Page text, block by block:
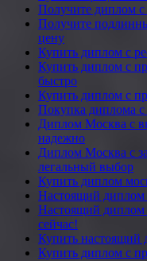
Получите диплом с
Получите
цену
Купить диплом с
Купить диплом с
быстро
Купить диплом с
Покупка диплома с
Диплом Москва с
надежно
Диплом Москва с
легальный выбор
Купить диплом
Настоящий диплом
Настоящий диплом
сейчас!
Купить настоящий
Купить диплом с